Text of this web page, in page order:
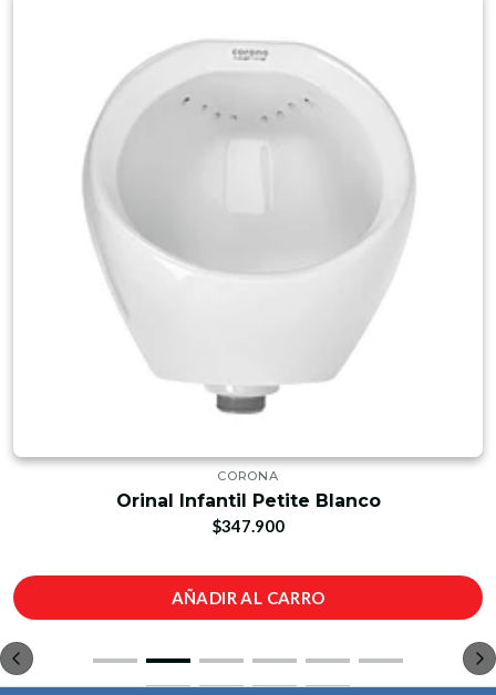
CORONA
Orinal Infantil Petite Blanco
$347.900
AÑADIR AL CARRO